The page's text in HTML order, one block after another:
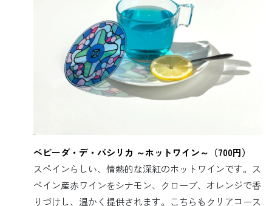
ベビーダ・デ・バシリカ ～ホットワイン～（700円）
スペインらしい、情熱的な深紅のホットワインです。ス
ペイン産赤ワインをシナモン、クローブ、オレンジで香
りづけし、温かく提供されます。こちらもクリアコース